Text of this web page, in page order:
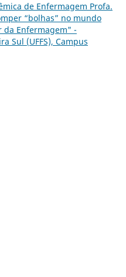
de Enfermagem Profa.
“bolhas” no mundo
da Enfermagem" -
Sul (UFFS), Campus